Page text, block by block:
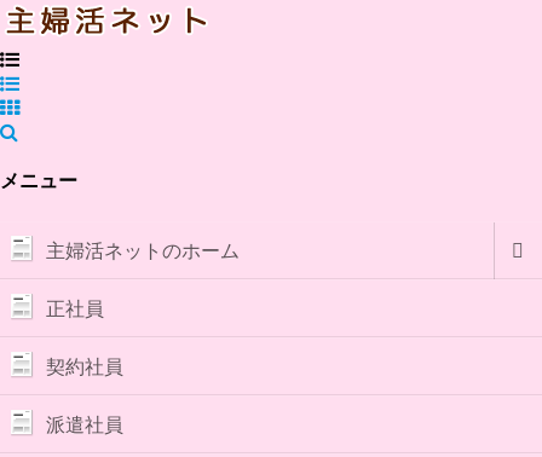
メニュー
主婦活ネットのホーム
正社員
契約社員
派遣社員